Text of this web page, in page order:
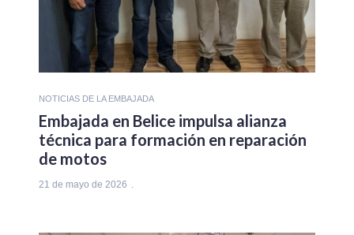
NOTICIAS DE LA EMBAJADA
Embajada en Belice impulsa alianza
técnica para formación en reparación
de motos
21 de mayo de 2026